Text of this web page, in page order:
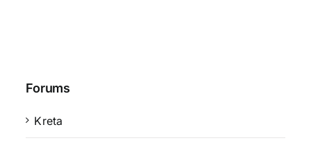
Forums
Kreta